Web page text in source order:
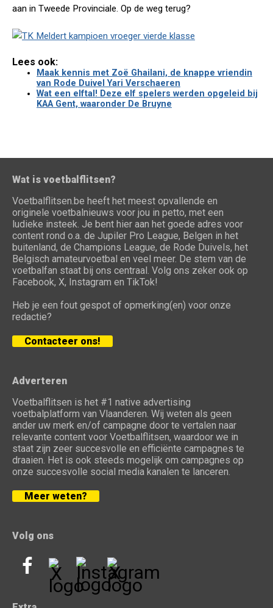
aan in Tweede Provinciale. Op de weg terug?
Lees ook:
Maak kennis met Zoë Ghailani, de knappe vriendin
van Rode Duivel Yari Verschaeren
Wat een elftal! Deze elf spelers werden opgeleid bij
KAA Gent, waaronder De Bruyne
Wat is voetbalflitsen?
Voetbalflitsen.be heeft het meest opvallende en
originele voetbalnieuws voor jou in petto, met een
ludieke insteek. Je bent hier aan het goede adres voor
content rond o.a. de Jupiler Pro League, Belgen in het
buitenland, de Champions League, de Rode Duivels, het
Belgisch amateurvoetbal en veel meer. De stem van de
voetbalfan staat bij ons centraal. Volg ons zeker ook op
Facebook, X, Instagram en TikTok!
Heb je een fout gespot of opmerking(en) voor onze
redactie?
Contacteer ons!
Adverteren
Voetbalflitsen is het #1 native advertising
voetbalplatform van Vlaanderen. Wij weten als geen
ander uw merk en/of campagne door te vertalen naar
relevante content voor Voetbalflitsen, waardoor we in
staat zijn zeer succesvolle en efficiënte campagnes te
draaien. Het is ook steeds mogelijk om campagnes op
onze succesvolle social media kanalen te lanceren.
Meer weten?
Volg ons